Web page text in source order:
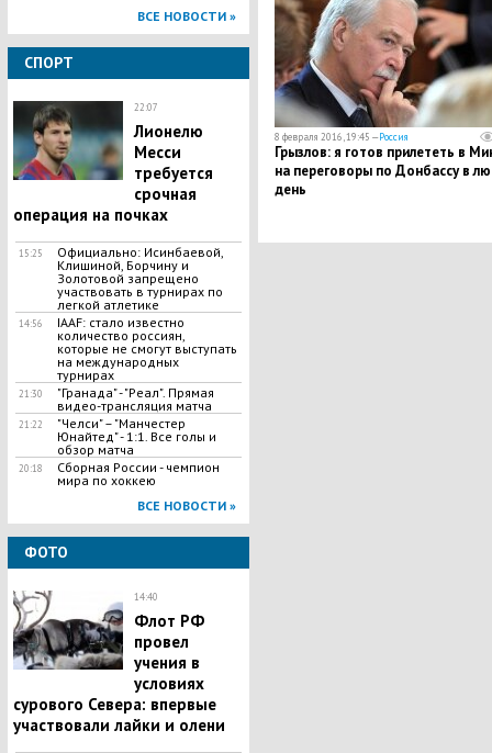
ВСЕ НОВОСТИ »
СПОРТ
22:07
Лионелю
Месси
требуется
срочная
операция на почках
15:25
Официально: Исинбаевой,
Клишиной, Борчину и
Золотовой запрещено
участвовать в турнирах по
легкой атлетике
14:56
IAAF: стало известно
количество россиян,
которые не смогут выступать
на международных
турнирах
21:30
"Гранада" - "Реал". Прямая
видео-трансляция матча
21:22
​"Челси" – "Манчестер
Юнайтед" - 1:1. Все голы и
обзор матча
20:18
Сборная России - чемпион
мира по хоккею
ВСЕ НОВОСТИ »
ФОТО
14:40
Флот РФ
провел
учения в
условиях
сурового Севера: впервые
участвовали лайки и олени
8 февраля 2016, 19:45 —Россия
Грызлов: я готов прилететь в
на переговоры по Донбассу в
день